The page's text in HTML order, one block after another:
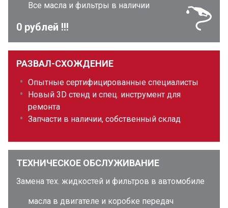
Все масла и фильтры в наличии
0 рублей !!!
РАЗВАЛ-СХОЖДЕНИЕ
Опытные сертифицированные специалисты
Новый 3D стенд и спец. инструмент для
ремонта
Запчасти в наличии, собственный склад
ТЕХНИЧЕСКОЕ ОБСЛУЖИВАНИЕ
Замена тех. жидкостей и фильтров в автомобиле
масла в двигателе и коробке передач